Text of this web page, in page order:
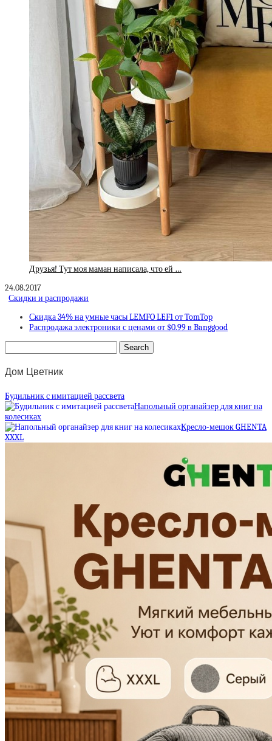
Друзья! Тут моя маман написала, что ей …
24.08.2017
Скидки и распродажи
Скидка 34% на умные часы LEMFO LEF1 от TomTop
Распродажа электроники с ценами от $0.99 в Banggood
Дом Цветник
Будильник с имитацией рассвета
Напольный органайзер для книг на
колесиках
Кресло-мешок GHENTA
XXXL